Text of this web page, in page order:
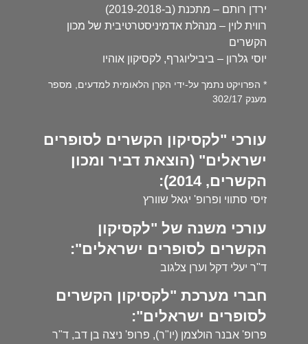
ירדן רותם – מתכנת (ב-2019-2018)
רווית לוין – מנהלת אדמיניסטרטיבית של מכון
הקשרים
יוסי גלרון – ביביליוגרף, לקסיקון אוהיו
* הפרויקט נתמך על-ידי הקרן הלאומית למדעים, מספר
מענק 302/17
עורכי "לקסיקון הקשרים לסופרים
ישראלים" (הוצאת דביר ומכון
הקשרים, 2014):
זיסי סתווי ופרופ' יגאל שוורץ
עורכי משנה של "לקסיקון
הקשרים לסופרים ישראלים":
ד"ר יעלי דקל וערן צלגוב
חברי מערכת "לקסיקון הקשרים
לסופרים ישראלים":
פרופ' אבנר הולצמן (יו"ר), פרופ' ניצה בן דב, ד"ר